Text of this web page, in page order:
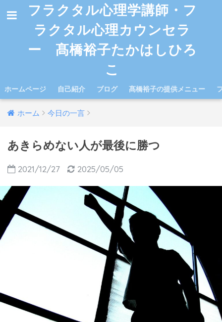
フラクタル心理学講師・フ
ラクタル心理カウンセラ
ー 髙橋裕子たかはしひろ
こ
ホームページ 自己紹介 ブログ 髙橋裕子の提供メニュー
ホーム 今日の一言
あきらめない人が最後に勝つ
2021/12/27 2025/05/05